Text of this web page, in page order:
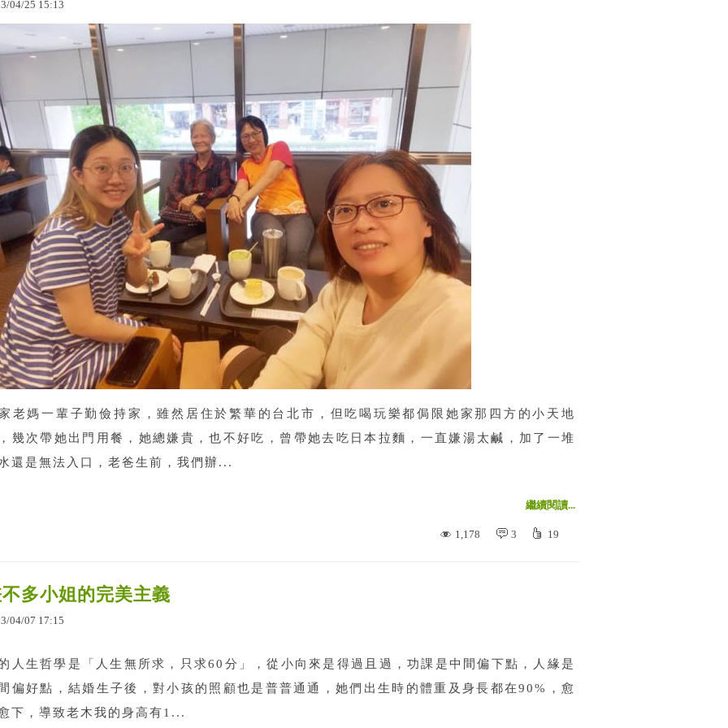
/04/25 15:13
老媽一輩子勤儉持家，雖然居住於繁華的台北市，但吃喝玩樂都侷限她家那四方的小天地
幾次帶她出門用餐，她總嫌貴，也不好吃，曾帶她去吃日本拉麵，一直嫌湯太鹹，加了一堆
還是無法入口，老爸生前，我們辦...
繼續閱讀...
1,178 3 19
多小姐的完美主義
/04/07 17:15
人生哲學是「人生無所求，只求60分」，從小向來是得過且過，功課是中間偏下點，人緣是
偏好點，結婚生子後，對小孩的照顧也是普普通通，她們出生時的體重及身長都在90%，愈
下，導致老木我的身高有1...